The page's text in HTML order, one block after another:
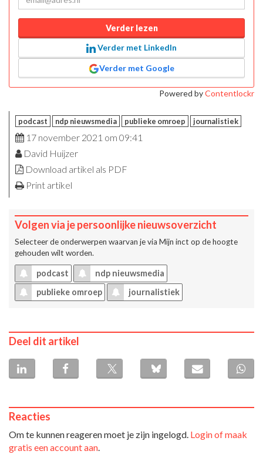
Verder lezen
Verder met LinkedIn
Verder met Google
Powered byContentlockr
podcast ndp nieuwsmedia publieke omroep journalistiek
17 november 2021 om 09:41
David Huijzer
Download artikel als PDF
Print artikel
Volgen via je persoonlijke nieuwsoverzicht
Selecteer de onderwerpen waarvan je via Mijn inct op de hoogte
gehouden wilt worden.
podcast
ndp nieuwsmedia
publieke omroep
journalistiek
Deel dit artikel
Reacties
Om te kunnen reageren moet je zijn ingelogd. Login of maak
gratis een account aan.